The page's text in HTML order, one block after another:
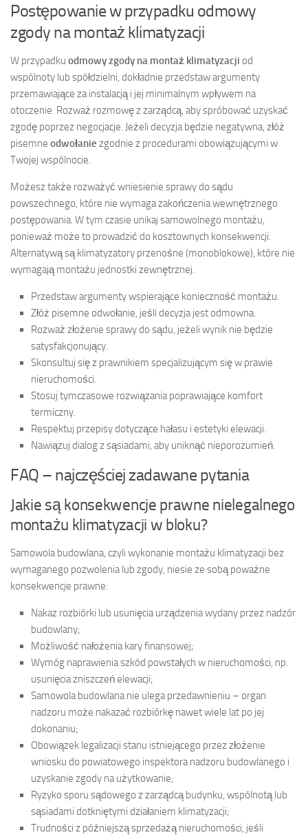
Postępowanie w przypadku odmowy
zgody na montaż klimatyzacji
W przypadku odmowy zgody na montaż klimatyzacji od
wspólnoty lub spółdzielni, dokładnie przedstaw argumenty
przemawiające za instalacją i jej minimalnym wpływem na
otoczenie. Rozważ rozmowę z zarządcą, aby spróbować uzyskać
zgodę poprzez negocjacje. Jeżeli decyzja będzie negatywna, złóż
pisemne odwołanie zgodnie z procedurami obowiązującymi w
Twojej wspólnocie.
Możesz także rozważyć wniesienie sprawy do sądu
powszechnego, które nie wymaga zakończenia wewnętrznego
postępowania. W tym czasie unikaj samowolnego montażu,
ponieważ może to prowadzić do kosztownych konsekwencji.
Alternatywą są klimatyzatory przenośne (monoblokowe), które nie
wymagają montażu jednostki zewnętrznej.
Przedstaw argumenty wspierające konieczność montażu.
Złóż pisemne odwołanie, jeśli decyzja jest odmowna.
Rozważ złożenie sprawy do sądu, jeżeli wynik nie będzie
satysfakcjonujący.
Skonsultuj się z prawnikiem specjalizującym się w prawie
nieruchomości.
Stosuj tymczasowe rozwiązania poprawiające komfort
termiczny.
Respektuj przepisy dotyczące hałasu i estetyki elewacji.
Nawiązuj dialog z sąsiadami, aby uniknąć nieporozumień.
FAQ – najczęściej zadawane pytania
Jakie są konsekwencje prawne nielegalnego
montażu klimatyzacji w bloku?
Samowola budowlana, czyli wykonanie montażu klimatyzacji bez
wymaganego pozwolenia lub zgody, niesie ze sobą poważne
konsekwencje prawne:
Nakaz rozbiórki lub usunięcia urządzenia wydany przez nadzór
budowlany;
Możliwość nałożenia kary finansowej;
Wymóg naprawienia szkód powstałych w nieruchomości, np.
usunięcia zniszczeń elewacji;
Samowola budowlana nie ulega przedawnieniu – organ
nadzoru może nakazać rozbiórkę nawet wiele lat po jej
dokonaniu;
Obowiązek legalizacji stanu istniejącego przez złożenie
wniosku do powiatowego inspektora nadzoru budowlanego i
uzyskanie zgody na użytkowanie;
Ryzyko sporu sądowego z zarządcą budynku, wspólnotą lub
sąsiadami dotkniętymi działaniem klimatyzacji;
Trudności z późniejszą sprzedażą nieruchomości, jeśli